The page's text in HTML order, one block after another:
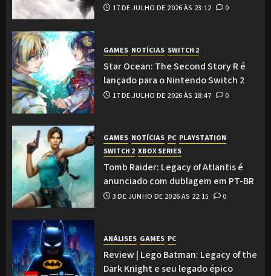
17 DE JULHO DE 2026 ÀS 23:12 0
GAMES NOTÍCIAS SWITCH 2
Star Ocean: The Second Story R é
lançado para o Nintendo Switch 2
17 DE JULHO DE 2026 ÀS 18:47 0
GAMES NOTÍCIAS PC PLAYSTATION
SWITCH 2 XBOX SERIES
Tomb Raider: Legacy of Atlantis é
anunciado com dublagem em PT-BR
3 DE JUNHO DE 2026 ÀS 22:15 0
ANÁLISES GAMES PC
Review | Lego Batman: Legacy of the
Dark Knight e seu legado épico